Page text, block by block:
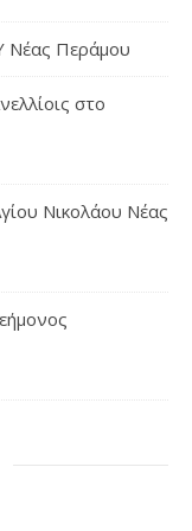
Νέας Περάμου
στο
Νικολάου Νέας